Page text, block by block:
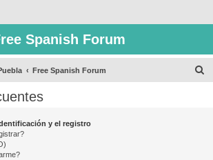
Spanish Forum
Free Spanish Forum
y el registro